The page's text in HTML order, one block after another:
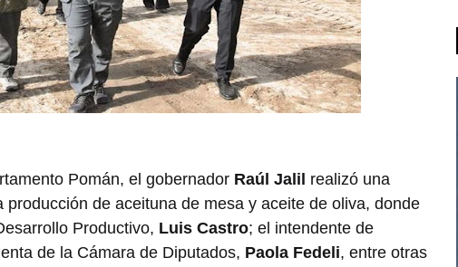
Pomán, el gobernador Raúl Jalil realizó una
de aceituna de mesa y aceite de oliva, donde
Productivo, Luis Castro; el intendente de
de la Cámara de Diputados, Paola Fedeli, entre otras